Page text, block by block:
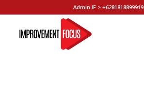
Admin IF > +6281818899919